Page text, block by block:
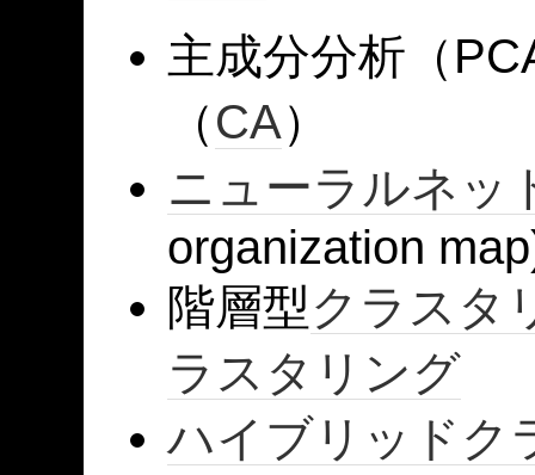
主成分分析（
（CA）
ニューラルネッ
organization
階層型クラスタ
ラスタリング
ハイブリッド ク